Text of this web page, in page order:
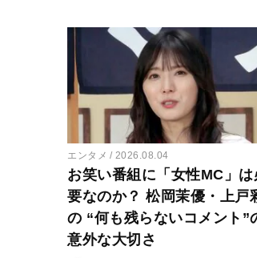
エンタメ 2026.08.04
お笑い番組に「女性MC」は
要なのか？ 松岡茉優・上戸
の “何も残らないコメント”
意外な大切さ